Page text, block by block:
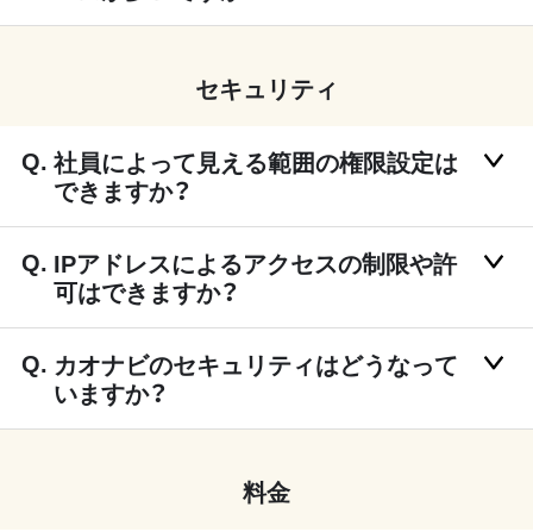
セキュリティ
社員によって見える範囲の権限設定は
できますか？
IPアドレスによるアクセスの制限や許
可はできますか？
カオナビのセキュリティはどうなって
いますか？
料金